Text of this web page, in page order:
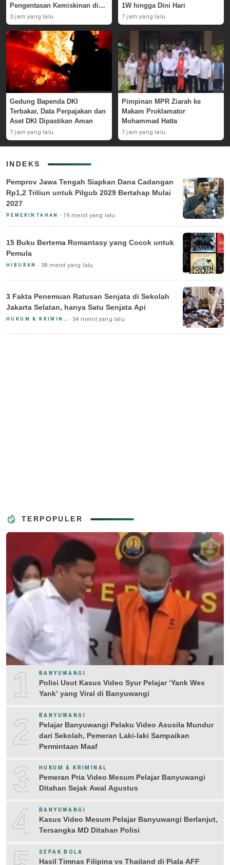
Pengentasan Kemiskinan di
Alor
3 jam yang lalu
1W hingga Dini Hari
7 jam yang lalu
Gedung Bapenda DKI
Terbakar, Data Perpajakan dan
Aset DKI Dipastikan Aman
7 jam yang lalu
Pimpinan MPR Ziarah ke
Makam Proklamator
Mohammad Hatta
7 jam yang lalu
INDEKS
Pemprov Jawa Tengah Siapkan Dana Cadangan
Rp1,2 Triliun untuk Pilgub 2029 Bertahap Mulai
2027
PEMERINTAHAN 19 menit yang lalu
15 Buku Bertema Romantasy yang Cocok untuk
Pemula
HIBURAN 38 menit yang lalu
3 Fakta Penemuan Ratusan Senjata di Sekolah
Jakarta Selatan, hanya Satu Senjata Api
54 menit yang lalu
TERPOPULER
1 BANYUWANGI
Polisi Usut Kasus Video Syur Pelajar ‘Yank Wes
Yank’ yang Viral di Banyuwangi
2 BANYUWANGI
Pelajar Banyuwangi Pelaku Video Asusila Mundur
dari Sekolah, Pemeran Laki-laki Sampaikan
Permintaan Maaf
3 HUKUM & KRIMINAL
Pemeran Pria Video Mesum Pelajar Banyuwangi
Ditahan Sejak Awal Agustus
4 BANYUWANGI
Kasus Video Mesum Pelajar Banyuwangi Berlanjut,
Tersangka MD Ditahan Polisi
SEPAK BOLA
Hasil Timnas Filipina vs Thailand di Piala AFF